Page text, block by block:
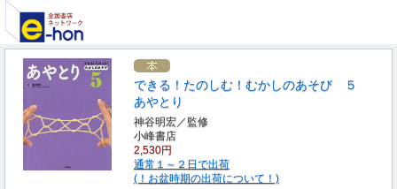
できる！たのしむ！むかしのあそび ５
あやとり
神谷明宏／監修
小峰書店
2,530円
通常１～２日で出荷
(！お盆時期の出荷について！)